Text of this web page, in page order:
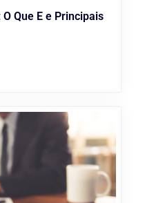
Que É e Principais